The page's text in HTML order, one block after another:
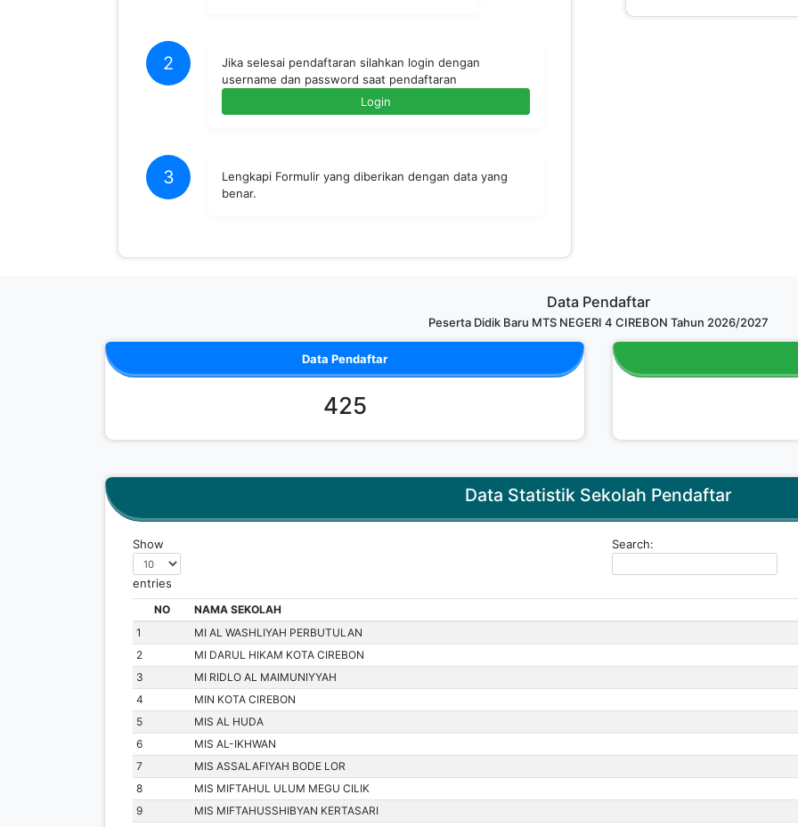
2
Jika selesai pendaftaran silahkan login dengan
username dan password saat pendaftaran
Login
3
Lengkapi Formulir yang diberikan dengan data yang
benar.
Data Pendaftar
Peserta Didik Baru MTS NEGERI 4 CIREBON Tahun 2026/2027
Data Pendaftar
425
Data Statistik Sekolah Pendaftar
Show
entries
Search:
NO NAMA SEKOLAH
1
MI AL WASHLIYAH PERBUTULAN
2 MI DARUL HIKAM KOTA CIREBON
3 MI RIDLO AL MAIMUNIYYAH
4 MIN KOTA CIREBON
5 MIS AL HUDA
6 MIS AL-IKHWAN
7 MIS ASSALAFIYAH BODE LOR
8 MIS MIFTAHUL ULUM MEGU CILIK
9 MIS MIFTAHUSSHIBYAN KERTASARI